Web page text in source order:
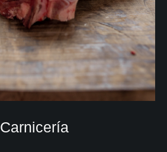
Carnicería